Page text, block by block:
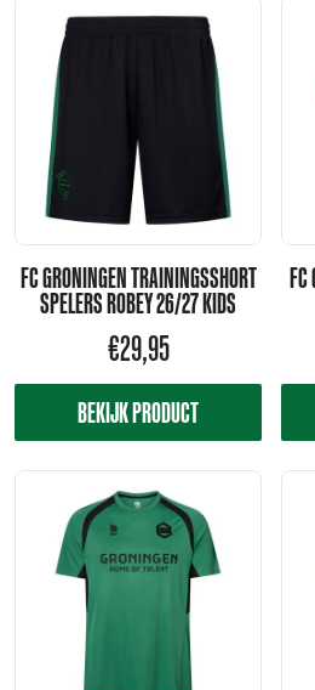
FC GRONINGEN TRAININGSSHORT
SPELERS ROBEY 26/27 KIDS
€29,95
BEKIJK PRODUCT
FC